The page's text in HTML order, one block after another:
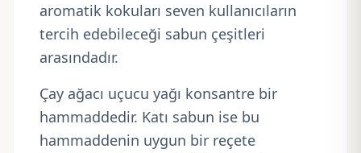
aromatik kokuları seven kullanıcıların
tercih edebileceği sabun çeşitleri
arasındadır.
Çay ağacı uçucu yağı konsantre bir
hammaddedir. Katı sabun ise bu
hammaddenin uygun bir reçete